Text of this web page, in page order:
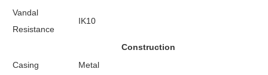
Vandal
Resistance
IK10
Construction
Casing
Metal